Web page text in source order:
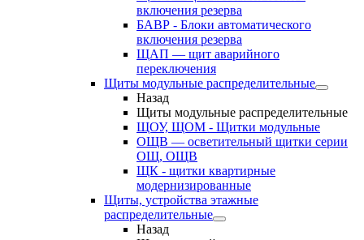
включения резерва
БАВР - Блоки автоматического
включения резерва
ЩАП — щит аварийного
переключения
Щиты модульные распределительные
Назад
Щиты модульные распределительные
ЩОУ, ЩОМ - Щитки модульные
ОЩВ — осветительный щитки серии
ОЩ, ОЩВ
ЩК - щитки квартирные
модернизированные
Щиты, устройства этажные
распределительные
Назад